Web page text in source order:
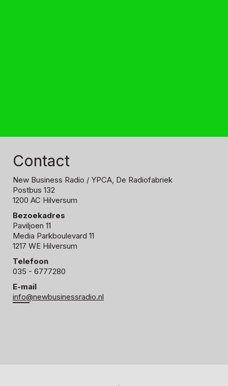
Contact
New Business Radio / YPCA, De Radiofabriek
Postbus 132
1200 AC Hilversum
Bezoekadres
Paviljoen 11
Media Parkboulevard 11
1217 WE Hilversum
Telefoon
035 - 6777280
E-mail
info@newbusinessradio.nl